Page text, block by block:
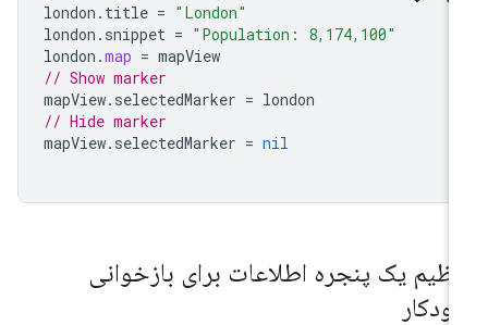
london.title = "London"
london.snippet = "Population: 8,174,100"
london. map = mapView
// Show marker
mapView.selectedMarker = london
// Hide marker
mapView.selectedMarker =
یک پنجره اطلاعات برای بازخوانی